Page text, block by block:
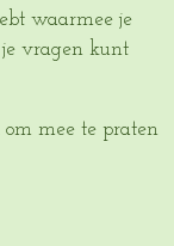
waarmee je
je vragen kunt
mee te praten